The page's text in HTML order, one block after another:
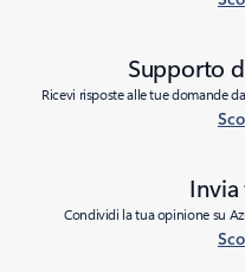
Supporto
Ricevi risposte alle tue domande
Condividi la tua opinione su